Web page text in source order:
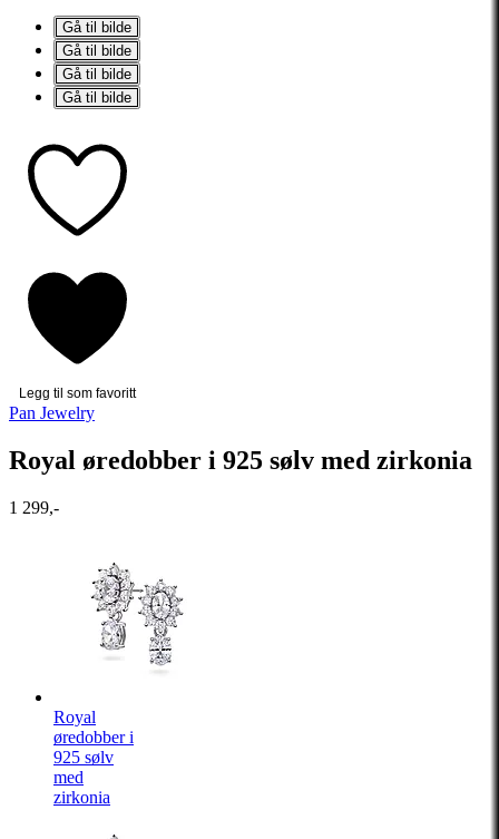
Gå til bilde
Gå til bilde
Gå til bilde
Gå til bilde
Legg til som favoritt
Pan Jewelry
Royal øredobber i 925 sølv med zirkonia
1 299,-
Royal
øredobber i
925 sølv
med
zirkonia